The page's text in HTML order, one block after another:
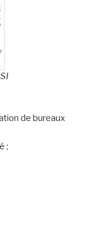
de bureaux
;